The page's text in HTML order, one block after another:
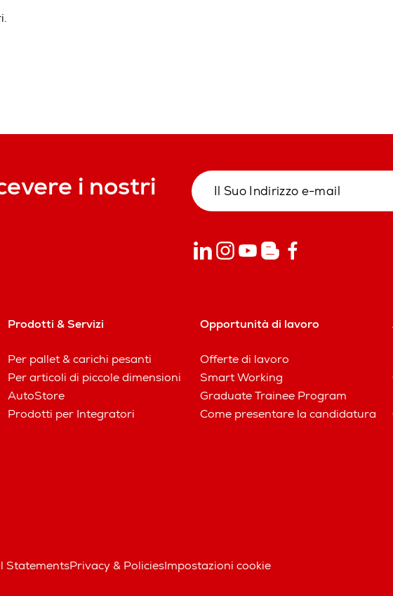
i nostri
Prodotti & Servizi
Per pallet & carichi pesanti
Per articoli di piccole dimensioni
AutoStore
Prodotti per Integratori
Opportunità di lavoro
Offerte di lavoro
Smart Working
Graduate Trainee Program
Come presentare la candidatura
StatementsPrivacy & PoliciesImpostazioni cookie